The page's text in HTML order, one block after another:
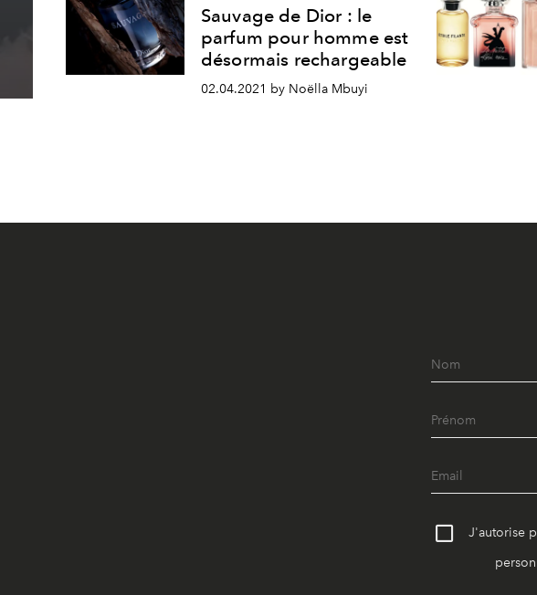
Sauvage de Dior : le
parfum pour homme est
désormais rechargeable
02.04.2021 by Noëlla Mbuyi
J'autorise